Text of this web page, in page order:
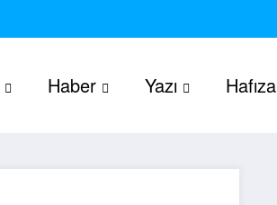
Haber Yazı Hafıza